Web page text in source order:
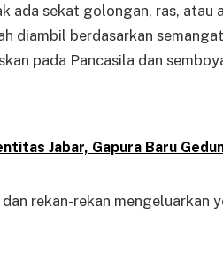
ada sekat golongan, ras, atau
diambil berdasarkan
pada Pancasila dan
Jabar, Gapura Baru
rekan-rekan mengeluarkan